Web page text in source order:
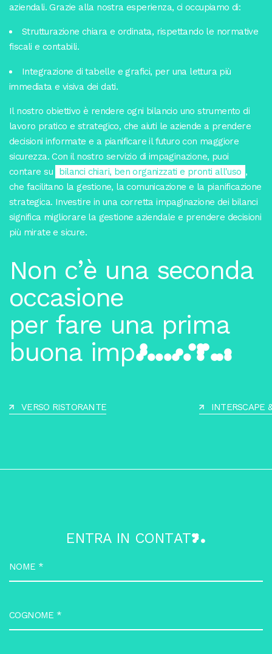
aziendali. Grazie alla nostra esperienza, ci occupiamo di:
Strutturazione chiara e ordinata, rispettando le normative
fiscali e contabili.
Integrazione di tabelle e grafici, per una lettura più
immediata e visiva dei dati.
Il nostro obiettivo è rendere ogni bilancio uno strumento di
lavoro pratico e strategico, che aiuti le aziende a prendere
decisioni informate e a pianificare il futuro con maggiore
sicurezza. Con il nostro servizio di impaginazione, puoi
contare su
bilanci chiari, ben organizzati e pronti all'uso ,
che facilitano la gestione, la comunicazione e la pianificazione
strategica. Investire in una corretta impaginazione dei bilanci
significa migliorare la gestione aziendale e prendere decisioni
più mirate e sicure.
Non c’è una seconda
occasione
per fare una prima
buona impressione.
VERSO RISTORANTE INTERSCAPE
ENTRA IN CONTATTO
NOME *
COGNOME *